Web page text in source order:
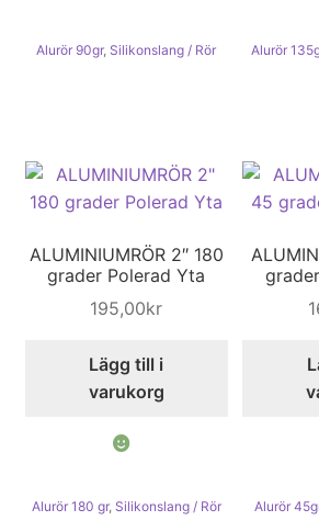
Alurör 90gr, Silikonslang / Rör Alurör
ALUMINIUMRÖR 2″ 180
grader Polerad Yta
195,00kr
Lägg till i
varukorg
Alurör 180 gr, Silikonslang / Rör Alurör